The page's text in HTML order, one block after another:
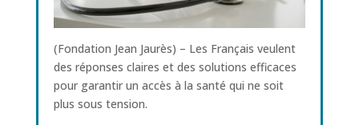
(Fondation Jean Jaurès) – Les Français veulent
des réponses claires et des solutions efficaces
pour garantir un accès à la santé qui ne soit
plus sous tension.